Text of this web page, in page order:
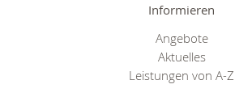
Informieren
Angebote
Aktuelles
Leistungen von A-Z